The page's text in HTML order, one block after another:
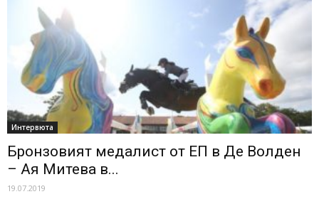
Интервюта
Бронзовият медалист от ЕП в Де Волден
– Ая Митева в...
19.07.2019